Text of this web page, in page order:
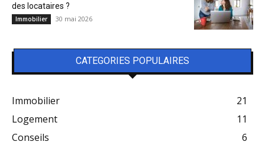
des locataires ?
Immobilier 30 mai 2026
CATEGORIES POPULAIRES
Immobilier
21
Logement
11
Conseils
6